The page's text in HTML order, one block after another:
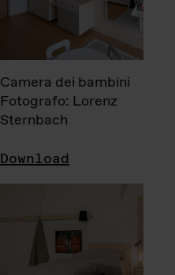
Camera dei bambini
Fotografo: Lorenz
Sternbach
Download